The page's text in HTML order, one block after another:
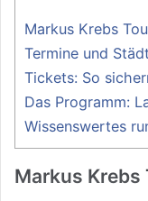
Markus Krebs
Termine und
Tickets: So
Das Programm:
Wissenswertes
Markus Krebs